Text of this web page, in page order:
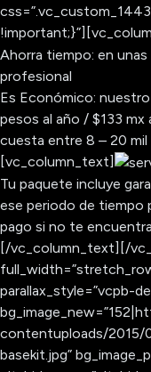
Ahorra tiempo: en
profesional
Es Económico:
pesos al año / $133
cuesta entre 8 – 20
[vc_column_text]
Tu paquete incluye
ese periodo de tiempo
pago si no te
[/vc_column_text][/
parallax_style=”vcpb-
contentuploads/
basekit.jpg”